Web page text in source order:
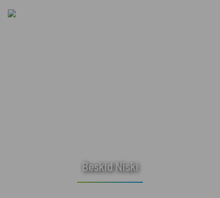
Beskid Niski